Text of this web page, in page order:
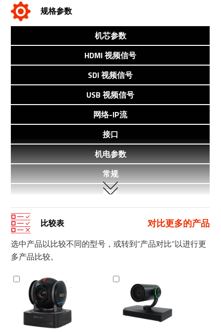
规格参数
机芯参数
HDMI 视频信号
SDI 视频信号
USB 视频信号
网络-IP流
接口
机电参数
常规
配件
比较表 对比更多的产品
选中产品以比较不同的型号，或转到“产品对比”以进行更
多产品比较。